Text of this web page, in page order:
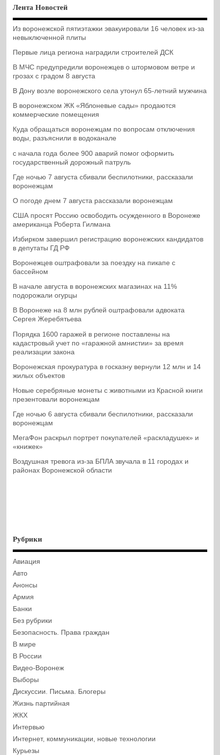
Лента Новостей
Из воронежской пятиэтажки эвакуировали 16 человек из-за
невыключенной плиты
Первые лица региона наградили строителей ДСК
В МЧС предупредили воронежцев о штормовом ветре и
грозах с градом 8 августа
В Дону возле воронежского села утонул 65-летний мужчина
В воронежском ЖК «Яблоневые сады» продаются
коммерческие помещения
Куда обращаться воронежцам по вопросам отключения
воды, разъяснили в водоканале
с начала года более 900 аварий помог оформить
государственный дорожный патруль
Где ночью 7 августа сбивали беспилотники, рассказали
воронежцам
О погоде днем 7 августа рассказали воронежцам
США просят Россию освободить осужденного в Воронеже
американца Роберта Гилмана
Избирком завершил регистрацию воронежских кандидатов
в депутаты ГД РФ
Воронежцев оштрафовали за поездку на пикапе с
бассейном
В начале августа в воронежских магазинах на 11%
подорожали огурцы
В Воронеже на 8 млн рублей оштрафовали адвоката
Сергея Жеребятьева
Порядка 1600 гаражей в регионе поставлены на
кадастровый учет по «гаражной амнистии» за время
реализации закона
Воронежская прокуратура в госказну вернули 12 млн и 14
жилых объектов
Новые серебряные монеты с животными из Красной книги
презентовали воронежцам
Где ночью 6 августа сбивали беспилотники, рассказали
воронежцам
МегаФон раскрыл портрет покупателей «раскладушек» и
«книжек»
Воздушная тревога из-за БПЛА звучала в 11 городах и
районах Воронежской области
Рубрики
Авиация
Авто
Анонсы
Армия
Банки
Без рубрики
Безопасность. Права граждан
В мире
В России
Видео-Воронеж
Выборы
Дискуссии. Письма. Блогеры
Жизнь партийная
ЖКХ
Интервью
Интернет, коммуникации, новые технологии
Курьезы